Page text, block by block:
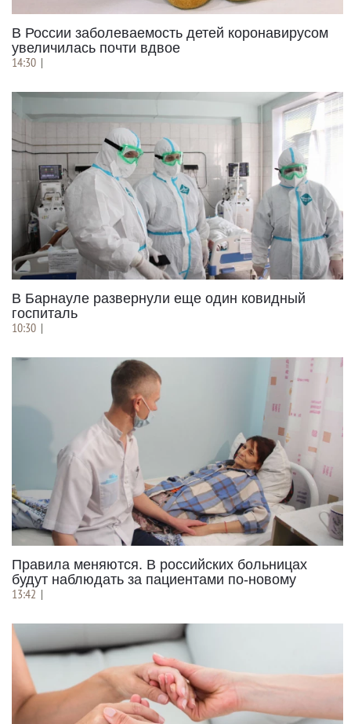
В России заболеваемость детей коронавирусом
увеличилась почти вдвое
14:30 |
В Барнауле развернули еще один ковидный
госпиталь
10:30 |
Правила меняются. В российских больницах
будут наблюдать за пациентами по-новому
13:42 |